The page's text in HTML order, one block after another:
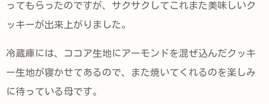
ってもらったのですが、サクサクしてこれまた美味しいク
ッキーが出来上がりました。
冷蔵庫には、ココア生地にアーモンドを混ぜ込んだクッキ
ー生地が寝かせてあるので、また焼いてくれるのを楽しみ
に待っている母です。